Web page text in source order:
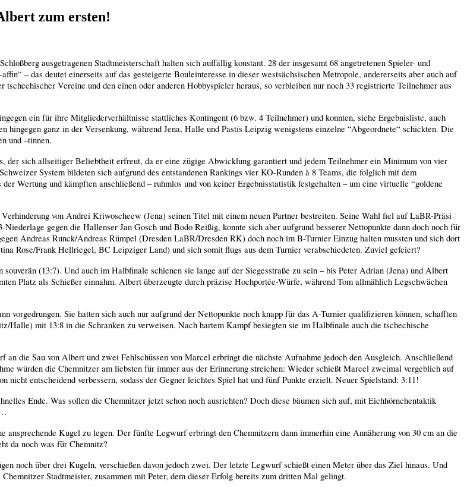
zum ersten!
ausgetragenen Stadtmeisterschaft halten sich auffällig konstant. 28 der insgesamt 68 angetretenen Spieler- und
– das deutet einerseits auf das gesteigerte Bouleinteresse in dieser westsächsischen Metropole, andererseits aber auch auf
Vereine und den einen oder anderen Hobbyspieler heraus, so verbleiben nur noch 33 registrierte Teilnehmer aus
ein für ihre Mitgliederverhältnisse stattliches Kontingent (6 bzw. 4 Teilnehmer) und konnten, siehe Ergebnisliste, auch
hingegen ganz in der Versenkung, während Jena, Halle und Pastis Leipzig wenigstens einzelne “Abgeordnete“ schickten. Die
und –tinnen.
der sich allseitiger Beliebtheit erfreut, da er eine zügige Abwicklung garantiert und jedem Teilnehmer ein Minimum von vier
System bildeten sich aufgrund des entstandenen Rankings vier KO-Runden à 8 Teams, die folglich mit dem
Wertung und kämpften anschließend – ruhmlos und von keiner Ergebnisstatistik festgehalten – um eine virtuelle “goldene
von Andrei Kriwoscheew (Jena) seinen Titel mit einem neuen Partner bestreiten. Seine Wahl fiel auf LaBR-Präsi
gegen die Hallenser Jan Gosch und Bodo Reißig, konnte sich aber aufgrund besserer Nettopunkte dann doch noch für
Andreas Runck/Andreas Rümpel (Dresden LaBR/Dresden RK) doch noch im B-Turnier Einzug halten mussten und sich dort
Rose/Frank Hellriegel, BC Leipziger Land) und sich somit flugs aus dem Turnier verabschiedeten. Zuviel gefeiert?
(13:7). Und auch im Halbfinale schienen sie lange auf der Siegesstraße zu sein – bis Peter Adrian (Jena) und Albert
Platz als Schießer einnahm. Albert überzeugte durch präzise Hochportée-Würfe, während Tom allmählich Legschwächen
vorgedrungen. Sie hatten sich auch nur aufgrund der Nettopunkte noch knapp für das A-Turnier qualifizieren können, schafften
mit 13:8 in die Schranken zu verweisen. Nach hartem Kampf besiegten sie im Halbfinale auch die tschechische
die Sau von Albert und zwei Fehlschüssen von Marcel erbringt die nächste Aufnahme jedoch den Ausgleich. Anschließend
würden die Chemnitzer am liebsten für immer aus der Erinnerung streichen: Wieder schießt Marcel zweimal vergeblich auf
entscheidend verbessern, sodass der Gegner leichtes Spiel hat und fünf Punkte erzielt. Neuer Spielstand: 3:11!
Ende. Was sollen die Chemnitzer jetzt schon noch ausrichten? Doch diese bäumen sich auf, mit Eichhörnchentaktik
Kugel zu legen. Der fünfte Legwurf erbringt den Chemnitzern dann immerhin eine Annäherung von 30 cm an die
da noch was für Chemnitz?
noch über drei Kugeln, verschießen davon jedoch zwei. Der letzte Legwurf schießt einen Meter über das Ziel hinaus. Und
Stadtmeister, zusammen mit Peter, dem dieser Erfolg bereits zum dritten Mal gelingt.